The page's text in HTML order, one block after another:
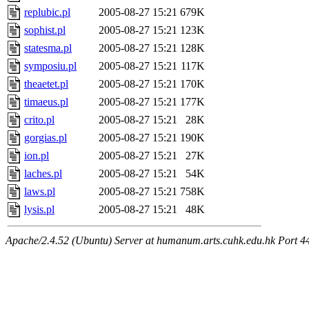
replubic.pl
2005-08-27 15:21 679K
sophist.pl
2005-08-27 15:21 123K
statesma.pl
2005-08-27 15:21 128K
symposiu.pl
2005-08-27 15:21 117K
theaetet.pl
2005-08-27 15:21 170K
timaeus.pl
2005-08-27 15:21 177K
crito.pl
2005-08-27 15:21
28K
gorgias.pl
2005-08-27 15:21 190K
ion.pl
2005-08-27 15:21
27K
laches.pl
2005-08-27 15:21
54K
laws.pl
2005-08-27 15:21 758K
lysis.pl
2005-08-27 15:21 48K
Apache/2.4.52 (Ubuntu) Server at humanum.arts.cuhk.edu.hk Port